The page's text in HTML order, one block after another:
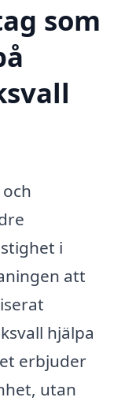
som
i
att
hjälpa
erbjuder
utan